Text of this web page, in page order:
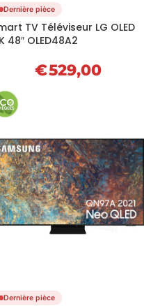
Dernière pièce
TV Téléviseur LG OLED
48″ OLED48A2
€529,00
Dernière pièce